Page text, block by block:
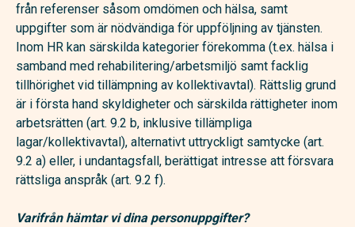
från referenser såsom omdömen och hälsa, samt
uppgifter som är nödvändiga för uppföljning av tjänsten.
Inom HR kan särskilda kategorier förekomma (t.ex. hälsa i
samband med rehabilitering/arbetsmiljö samt facklig
tillhörighet vid tillämpning av kollektivavtal). Rättslig grund
är i första hand skyldigheter och särskilda rättigheter inom
arbetsrätten (art. 9.2 b, inklusive tillämpliga
lagar/kollektivavtal), alternativt uttryckligt samtycke (art.
9.2 a) eller, i undantagsfall, berättigat intresse att försvara
rättsliga anspråk (art. 9.2 f).
Varifrån hämtar vi dina personuppgifter?